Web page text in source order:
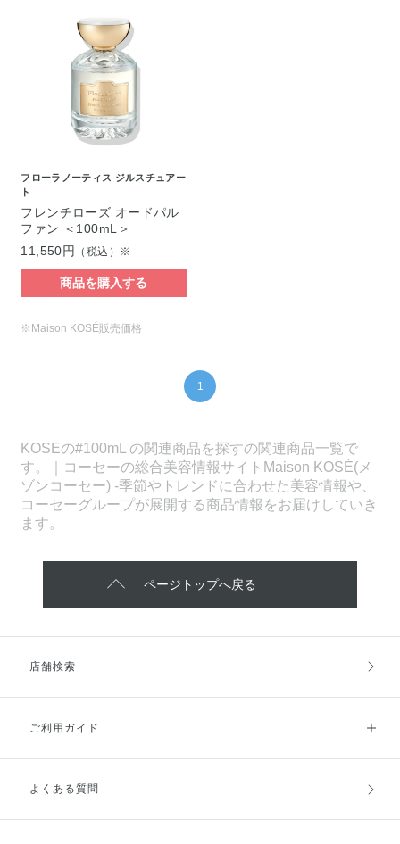
フローラノーティス ジルスチュアー
ト
フレンチローズ オードパル
ファン ＜100mL＞
11,550円
（税込）※
商品を購入する
※Maison KOSÉ販売価格
1
KOSEの#100mL の関連商品を探すの関連商品一覧で
す。｜コーセーの総合美容情報サイトMaison KOSÉ(メ
ゾンコーセー) -季節やトレンドに合わせた美容情報や、
コーセーグループが展開する商品情報をお届けしていき
ます。
ページトップへ戻る
店舗検索
ご利用ガイド
ご利用ガイドトップ
よくある質問